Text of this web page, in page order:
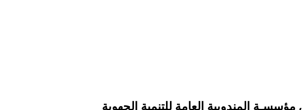
المندوبية العامة للتنمية الجهوية